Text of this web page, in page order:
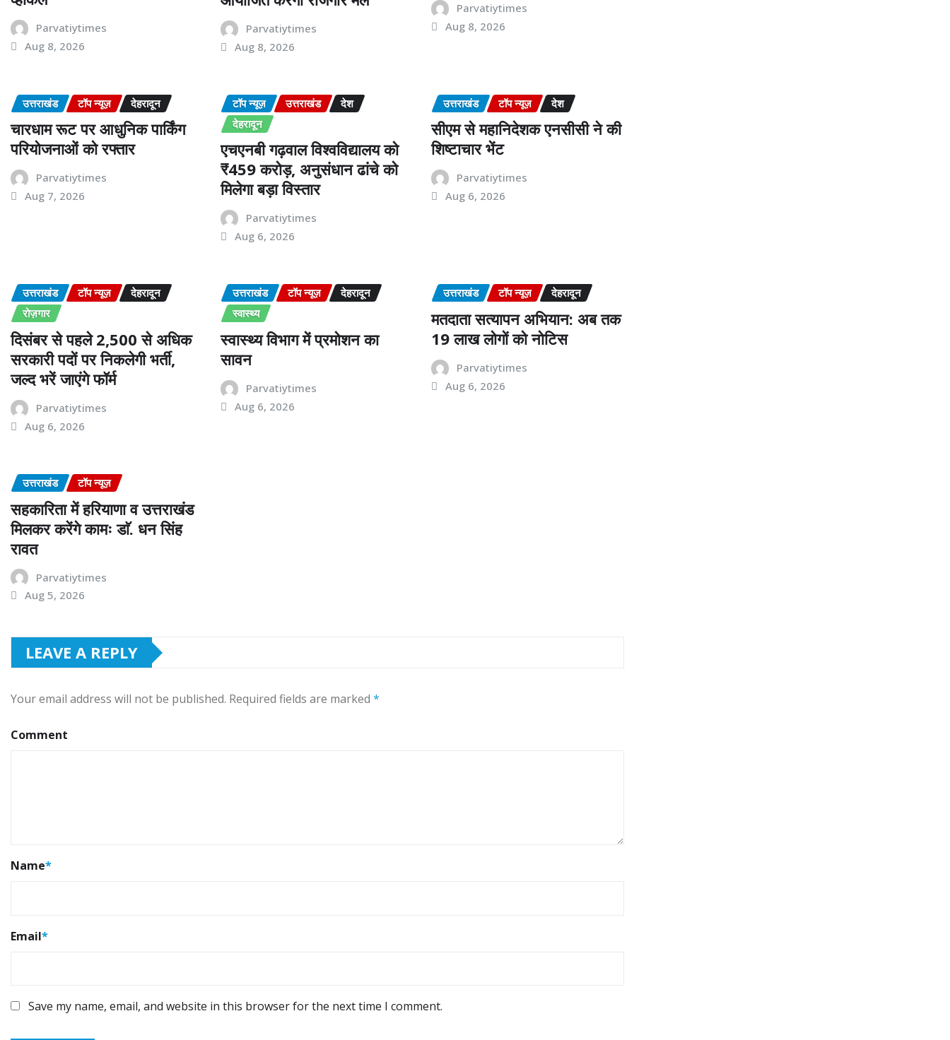
Parvatiytimes
Aug 8, 2026
Parvatiytimes
Aug 8, 2026
Parvatiytimes
Aug 8, 2026
उत्तराखंड टॉप न्यूज़ देहरादून
चारधाम रूट पर आधुनिक पार्किंग
परियोजनाओं को रफ्तार
Parvatiytimes
Aug 7, 2026
टॉप न्यूज़ उत्तराखंड
देश
देहरादून
एचएनबी गढ़वाल विश्वविद्यालय को
₹459 करोड़, अनुसंधान ढांचे को
मिलेगा बड़ा विस्तार
Parvatiytimes
Aug 6, 2026
उत्तराखंड टॉप न्यूज़ देश
सीएम से महानिदेशक एनसीसी ने की
शिष्टाचार भेंट
Parvatiytimes
Aug 6, 2026
उत्तराखंड टॉप न्यूज़
देहरादून
रोज़गार
दिसंबर से पहले 2,500 से अधिक
सरकारी पदों पर निकलेगी भर्ती,
जल्द भरें जाएंगे फॉर्म
Parvatiytimes
Aug 6, 2026
उत्तराखंड टॉप न्यूज़
देहरादून
स्वास्थ्य
स्वास्थ्य विभाग में प्रमोशन का
सावन
Parvatiytimes
Aug 6, 2026
उत्तराखंड टॉप न्यूज़ देहरादून
मतदाता सत्यापन अभियान: अब तक
19 लाख लोगों को नोटिस
Parvatiytimes
Aug 6, 2026
उत्तराखंड टॉप न्यूज़
सहकारिता में हरियाणा व उत्तराखंड
मिलकर करेंगे कामः डाॅ. धन सिंह
रावत
Parvatiytimes
Aug 5, 2026
LEAVE A REPLY
Your email address will not be published. Required fields are marked *
Comment
Name*
Email*
Save my name, email, and website in this browser for the next time I comment.